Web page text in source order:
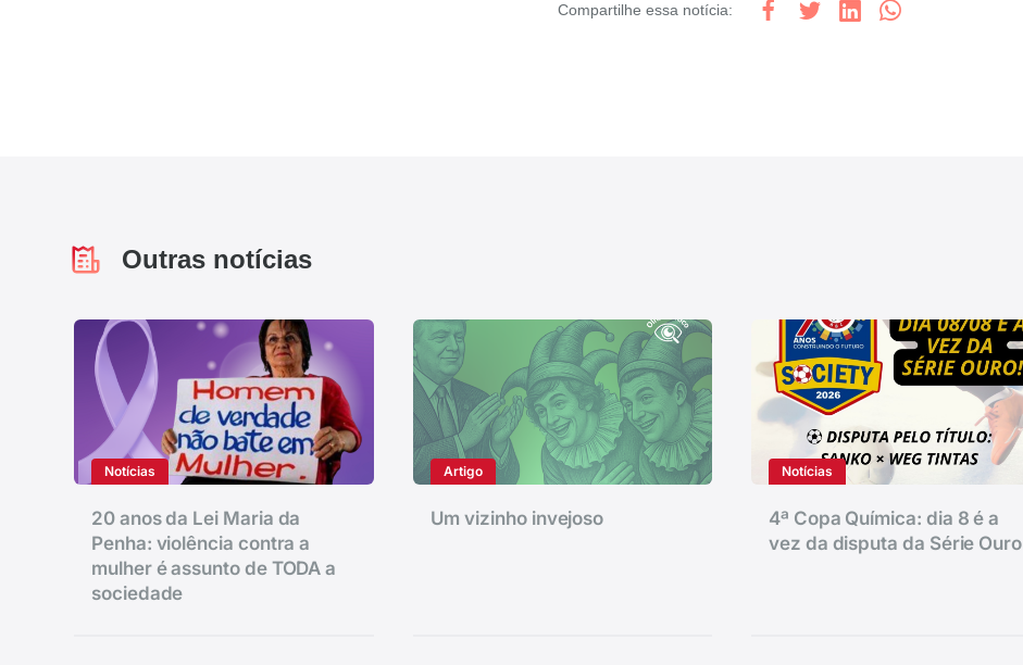
Compartilhe essa notícia:
Outras notícias
Notícias
20 anos da Lei Maria da
Penha: violência contra a
mulher é assunto de TODA a
sociedade
Artigo
Um vizinho invejoso
Notícias
4ª Copa Química: dia 8 é a
vez da disputa da Série Ouro